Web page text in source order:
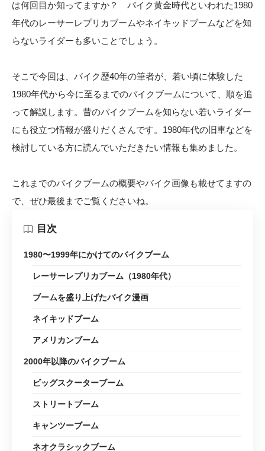
は何回目か知ってますか？ バイク黄金時代といわれた1980
年代のレーサーレプリカブームやネイキッドブームなどを知
らないライダーも多いことでしょう。
そこで今回は、バイク歴40年の筆者が、若い頃に体験した
1980年代から今に至るまでのバイクブームについて、順を追
って解説します。昔のバイクブームを知らない若いライダー
にも役立つ情報が盛りだくさんです。1980年代の旧車などを
検討している方に読んでいただきたい情報も集めました。
これまでのバイクブームの概要やバイク画像も載せてますの
で、ぜひ最後までご覧くださいね。
目次
1980〜1999年にかけてのバイクブーム
レーサーレプリカブーム（1980年代）
ブームを盛り上げたバイク漫画
ネイキッドブーム
アメリカンブーム
2000年以降のバイクブーム
ビッグスクーターブーム
ストリートブーム
キャンツーブーム
ネオクラシックブーム